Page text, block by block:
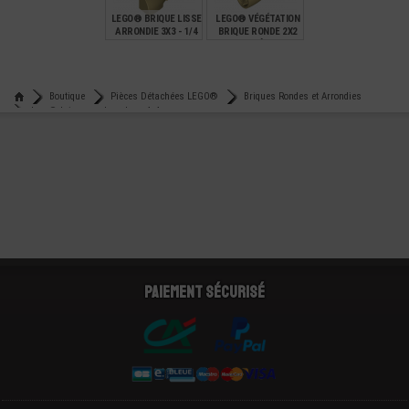
LEGO® BRIQUE LISSE
ARRONDIE 3X3 - 1/4
LEGO® VÉGÉTATION
BRIQUE RONDE 2X2
Boutique
Pièces Détachées LEGO®
Briques Rondes et Arrondies
Lego® brique ronde sphere 4x4
Paiement sécurisé